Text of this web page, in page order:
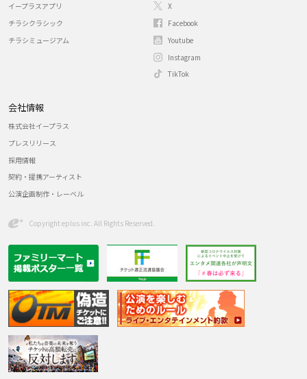
イープラスアプリ
チラシクラシック
チラシミュージアム
X
Facebook
Youtube
Instagram
TikTok
会社情報
株式会社イープラス
プレスリリース
採用情報
契約・提携アーティスト
公演企画制作・レーベル
Copyright eplus inc. All Rights Reserved.